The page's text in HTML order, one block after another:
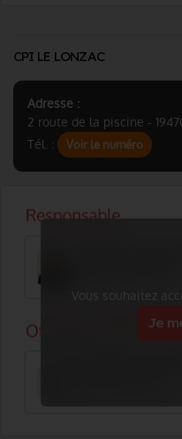
CPI LE LONZAC
Adresse :
2 route de la piscine -
Tél. :
Voir le numéro
Vous souhaitez
Je